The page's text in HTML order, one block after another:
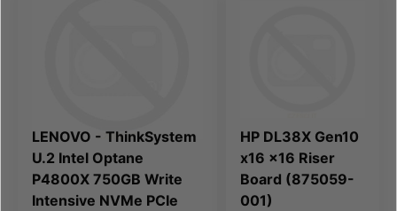
LENOVO - ThinkSystem
U.2 Intel Optane
P4800X 750GB Write
Intensive NVMe PCIe
HP DL38X Gen10
x16 x16 Riser
Board (875059-
001)